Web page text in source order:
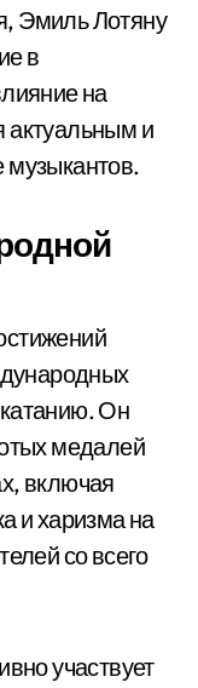
Эмиль Лотяну
в
на
актуальным и
музыкантов.
Он
медалей
включая
и харизма на
со всего
участвует